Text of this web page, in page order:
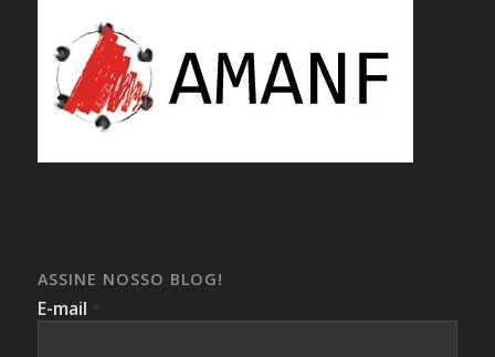
ASSINE NOSSO BLOG!
E-mail *